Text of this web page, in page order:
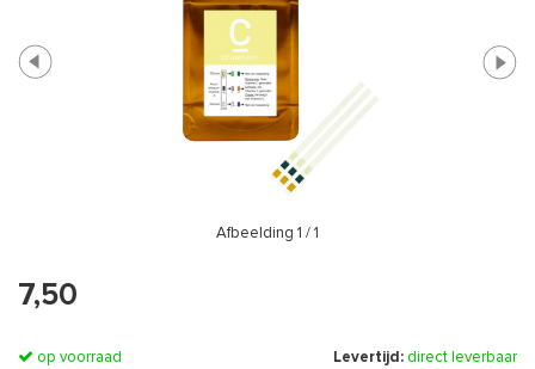
Afbeelding 1 / 1
7,50
op voorraad Levertijd: direct leverbaar